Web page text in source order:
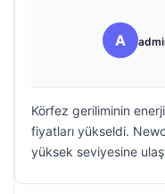
A
Körfez geriliminin
fiyatları yükseldi.
yüksek seviyesine